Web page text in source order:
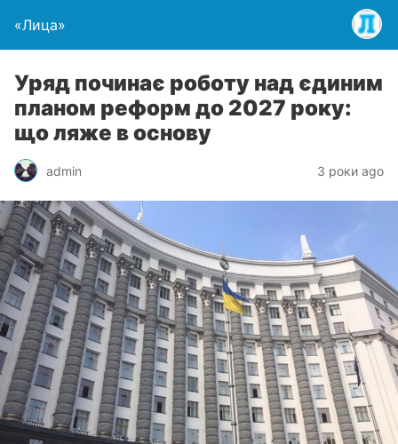
«Лица»
Уряд починає роботу над єдиним
планом реформ до 2027 року:
що ляже в основу
admin 3 роки ago